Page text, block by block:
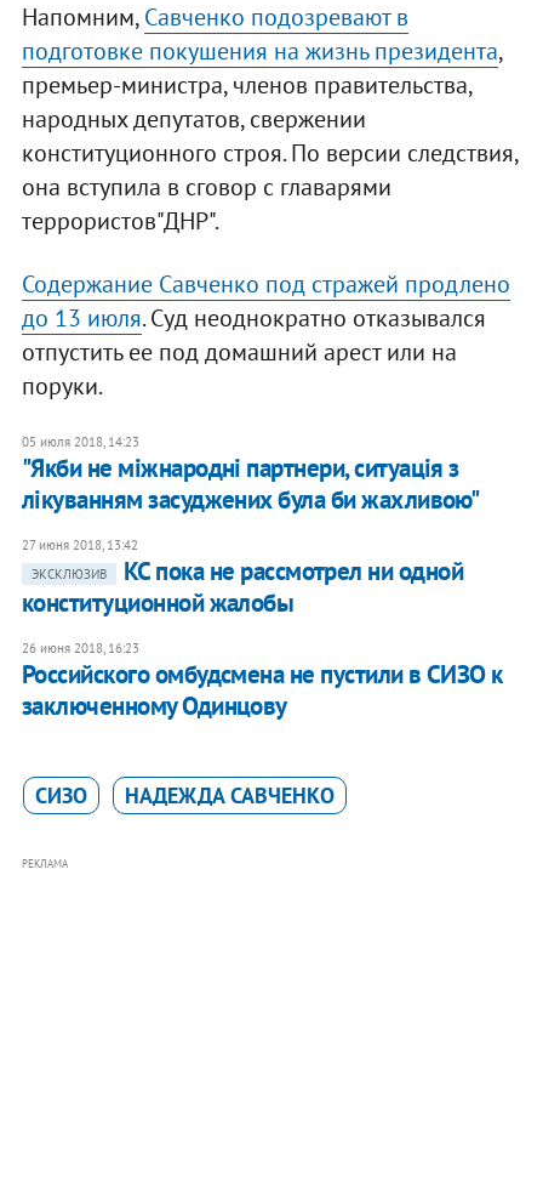
Напомним,Савченко подозревают в
подготовке покушения на жизнь президента,
премьер-министра, членов правительства,
народных депутатов, свержении
конституционного строя. По версии следствия,
она вступила в сговор с главарями
террористов"ДНР".
Содержание Савченко под стражей продлено
до 13 июля. Суд неоднократно отказывался
отпустить ее под домашний арест или на
поруки.
05 июля 2018, 14:23
"Якби не міжнародні партнери, ситуація з
лікуванням засуджених була би жахливою"
27 июня 2018, 13:42
ЭКСКЛЮЗИВ
КС пока не рассмотрел ни одной
конституционной жалобы
26 июня 2018, 16:23
Российского омбудсмена не пустили в СИЗО к
заключенному Одинцову
СИЗО НАДЕЖДА САВЧЕНКО
РЕКЛАМА